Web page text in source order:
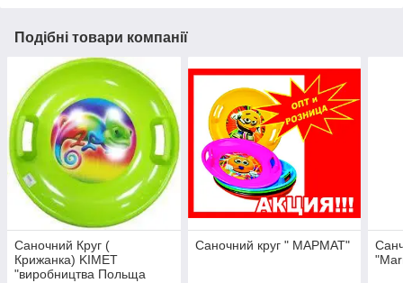
Подібні товари компанії
Саночний Круг (
Крижанка) KIMET
"виробництва Польща
Саночний круг " МАРМАТ"